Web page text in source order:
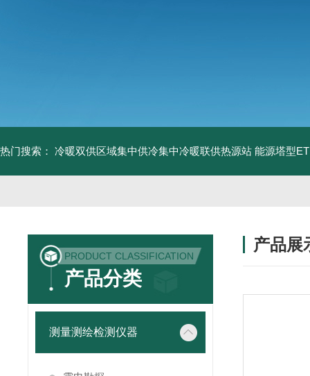
热门搜索： 冷暖双供区域集中供冷集中冷暖联供热源站 能源塔型
PRODUCT CLASSIFICATION
产品分类
测量测绘检测仪器
产品展